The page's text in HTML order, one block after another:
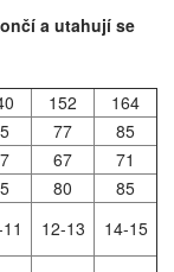
a utahují se
152
164
77
85
67
71
80
85
12-13
14-15